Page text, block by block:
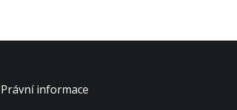
Právní informace